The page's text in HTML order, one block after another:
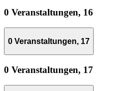
0 Veranstaltungen, 16
0 Veranstaltungen, 17
0 Veranstaltungen, 17